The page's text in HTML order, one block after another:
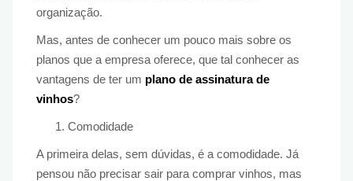
organização.
Mas, antes de conhecer um pouco mais sobre os
planos que a empresa oferece, que tal conhecer as
vantagens de ter um plano de assinatura de
vinhos?
Comodidade
A primeira delas, sem dúvidas, é a comodidade. Já
pensou não precisar sair para comprar vinhos, mas